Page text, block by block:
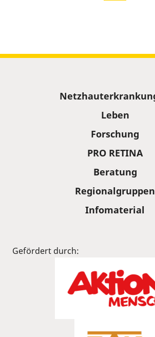
Leben
Forschung
PRO RETINA
Beratung
Regionalgruppen
Infomaterial
Gefördert durch: